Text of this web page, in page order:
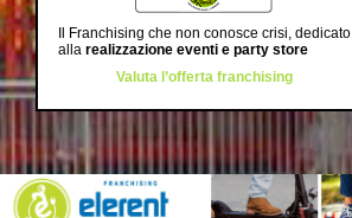
Il Franchising che non conosce crisi, dedicato
alla realizzazione eventi e party store
Valuta l’offerta franchising